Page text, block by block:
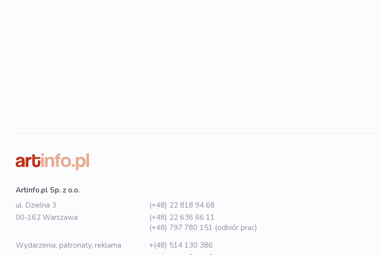
Artinfo.pl Sp. z o.o.
ul. Dzielna 3
00-162 Warszawa
(+48) 22 818 94 68
(+48) 22 636 66 11
(+48) 797 780 151 (odbiór prac)
Wydarzenia, patronaty, reklama
+(48) 514 130 386